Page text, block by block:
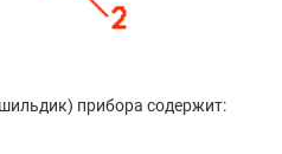
прибора содержит: